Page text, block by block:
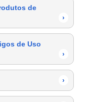
de
›
de Uso
›
›